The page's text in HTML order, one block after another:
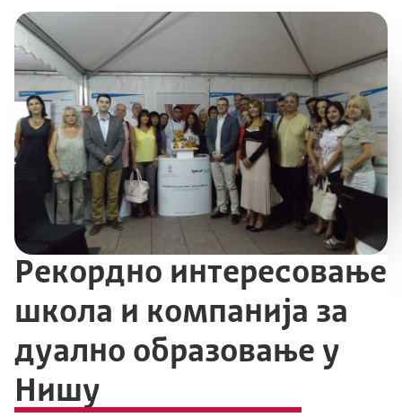
Рекордно интересовање
школа и компанија за
дуално образовање у
Нишу